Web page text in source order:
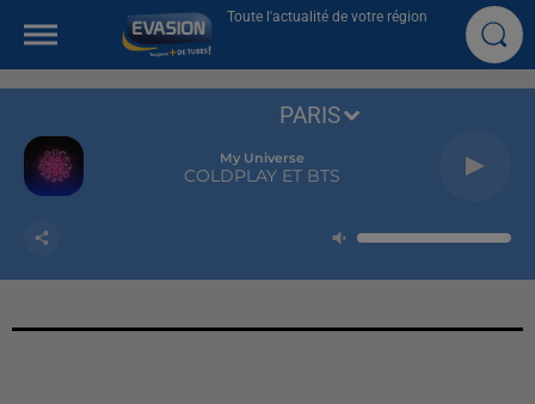
Toute l'actualité de votre région
My Universe
COLDPLAY ET BTS
PARIS